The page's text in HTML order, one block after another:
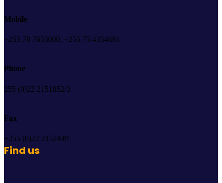
Mobile
+255 78 7655000, +255 75 4354681
Phone
255 (0)22 2151852/3
Fax
+255 (0)22 2152449
Find us